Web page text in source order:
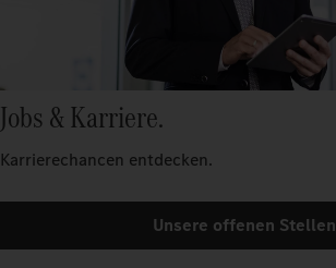
Jobs & Karriere.
Karrierechancen entdecken.
Unsere offenen Stellen